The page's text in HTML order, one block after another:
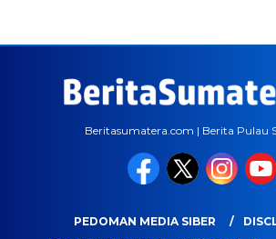
Beritasumatera.com | Berita Pulau
PEDOMAN MEDIA SIBER